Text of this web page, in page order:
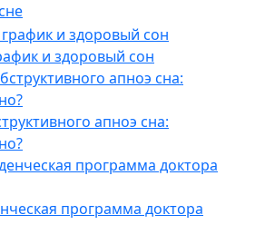
и здоровый сон
апноэ сна:
программа доктора